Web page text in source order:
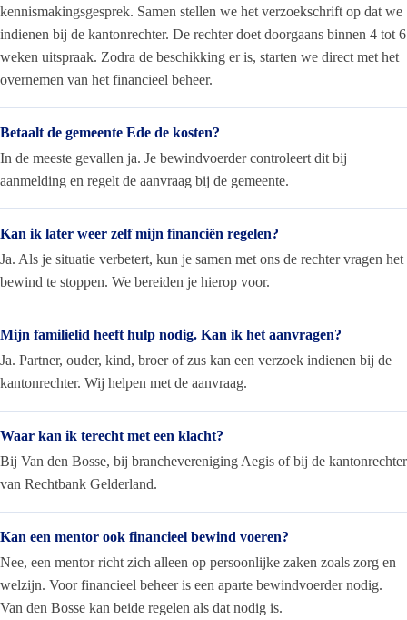
kennismakingsgesprek. Samen stellen we het verzoekschrift op dat we
indienen bij de kantonrechter. De rechter doet doorgaans binnen 4 tot 6
weken uitspraak. Zodra de beschikking er is, starten we direct met het
overnemen van het financieel beheer.
Betaalt de gemeente Ede de kosten?
In de meeste gevallen ja. Je bewindvoerder controleert dit bij
aanmelding en regelt de aanvraag bij de gemeente.
Kan ik later weer zelf mijn financiën regelen?
Ja. Als je situatie verbetert, kun je samen met ons de rechter vragen het
bewind te stoppen. We bereiden je hierop voor.
Mijn familielid heeft hulp nodig. Kan ik het aanvragen?
Ja. Partner, ouder, kind, broer of zus kan een verzoek indienen bij de
kantonrechter. Wij helpen met de aanvraag.
Waar kan ik terecht met een klacht?
Bij Van den Bosse, bij branchevereniging Aegis of bij de kantonrechter
van Rechtbank Gelderland.
Kan een mentor ook financieel bewind voeren?
Nee, een mentor richt zich alleen op persoonlijke zaken zoals zorg en
welzijn. Voor financieel beheer is een aparte bewindvoerder nodig.
Van den Bosse kan beide regelen als dat nodig is.